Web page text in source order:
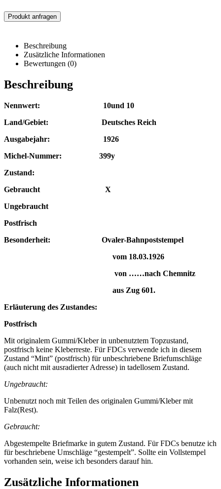
Produkt anfragen
Beschreibung
Zusätzliche Informationen
Bewertungen (0)
Beschreibung
Nennwert: 10und 10
Land/Gebiet: Deutsches Reich
Ausgabejahr: 1926
Michel-Nummer: 399y
Zustand:
Gebraucht X
Ungebraucht
Postfrisch
Besonderheit: Ovaler-Bahnpoststempel
vom 18.03.1926
von ……nach Chemnitz
aus Zug 601.
Erläuterung des Zustandes:
Postfrisch
Mit originalem Gummi/Kleber in unbenutztem Topzustand,
postfrisch keine Kleberreste. Für FDCs verwende ich in diesem
Zustand “Mint” (postfrisch) für unbeschriebene Briefumschläge
(auch nicht mit ausradierter Adresse) in tadellosem Zustand.
Ungebraucht:
Unbenutzt noch mit Teilen des originalen Gummi/Kleber mit
Falz(Rest).
Gebraucht:
Abgestempelte Briefmarke in gutem Zustand. Für FDCs benutze ich
für beschriebene Umschläge “gestempelt”. Sollte ein Vollstempel
vorhanden sein, weise ich besonders darauf hin.
Zusätzliche Informationen